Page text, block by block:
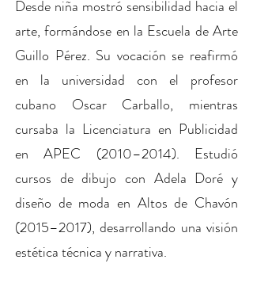
Desde niña mostró sensibilidad hacia el
arte, formándose en la Escuela de Arte
Guillo Pérez. Su vocación se reafirmó
en la universidad con el profesor
cubano Oscar Carballo, mientras
cursaba la Licenciatura en Publicidad
en APEC (2010–2014). Estudió
cursos de dibujo con Adela Doré y
diseño de moda en Altos de Chavón
(2015–2017), desarrollando una visión
estética técnica y narrativa.